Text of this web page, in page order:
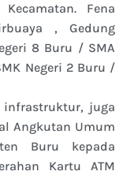
Fena
, Gedung
8 Buru / SMA
Negeri 2 Buru /
infrastruktur, juga
Angkutan Umum
Buru kepada
Kartu ATM